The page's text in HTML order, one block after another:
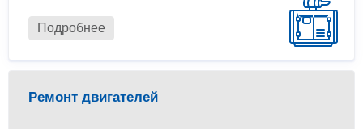
Подробнее
Ремонт двигателей